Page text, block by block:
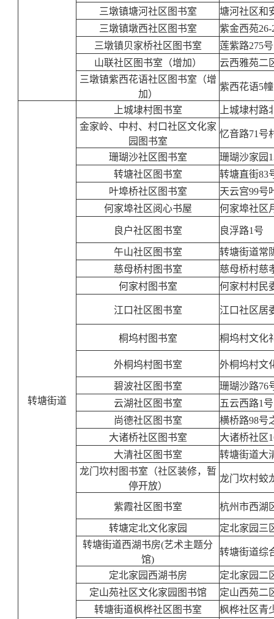
三墩镇塘河社区图书室
塘河社区和
三墩镇墩西社区图书室
紫金西苑
三墩镇贝家桥社区图书室
莲紫路275号
山联社区图书室（增加）
云西雅苑二
三墩镇紫西花语社区图书室（增
加）
紫西花语5
转塘街道
上城埭村图书室
上城埭村路
金家岭、中村、村口社区文化家
园图书室
忆音路71号
珊瑚沙社区图书室
珊瑚沙家园
转塘社区图书室
转塘直街83
叶埠桥社区图书室
天云宫99号
何家埠社区阅心书屋
何家埠社区
良户社区图书室 良浮路1号
午山社区图书室
转塘街道常
慈母桥村图书室
慈母桥村慈
何家村图书室
何家村村民
江口社区图书室 江口社区居
桐坞村图书室 桐坞村文化
外桐坞村图书室 外桐坞村文
碧波社区图书室
珊瑚沙路76
云湖社区图书室
五云西路1号
尚德社区图书室
横桥路98号
大诸桥社区图书室
大诸桥社区
大清社区图书室
转塘街道大
龙门坎村图书室（社区装修，暂
停开放）
龙门坎村蛟
紫霞社区图书室 杭州市西湖
转塘定北文化家园
定北家园三
转塘街道西湖书房(艺术主题分
馆)
转塘街道综
定北家园西湖书房
定北家园二
定山苑社区文化家园图书馆
定山西苑二
转塘街道枫桦社区图书室
枫桦社区青